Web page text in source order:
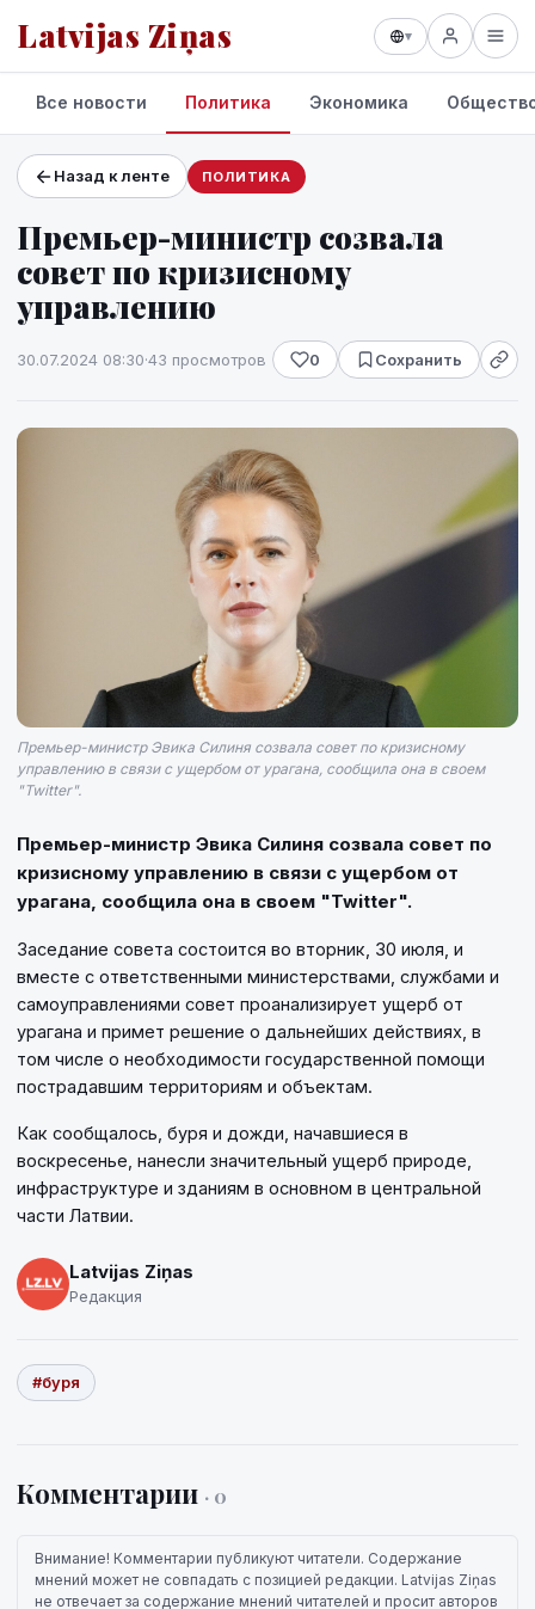
Latvijas Ziņas ▾
Проекты и сервисы
Прогноз погоды
Все новости Политика Экономика
Назад к ленте ПОЛИТИКА
Премьер-министр созвала
совет по кризисному
управлению
30.07.2024 08:30·43 просмотров 0 Сохранить
Премьер-министр Эвика Силиня созвала совет по кризисному
управлению в связи с ущербом от урагана, сообщила она в своем
"Twitter".
Премьер-министр Эвика Силиня созвала совет по
кризисному управлению в связи с ущербом от
урагана, сообщила она в своем "Twitter".
Заседание совета состоится во вторник, 30 июля, и
вместе с ответственными министерствами, службами и
самоуправлениями совет проанализирует ущерб от
урагана и примет решение о дальнейших действиях, в
том числе о необходимости государственной помощи
пострадавшим территориям и объектам.
Как сообщалось, буря и дожди, начавшиеся в
воскресенье, нанесли значительный ущерб природе,
инфраструктуре и зданиям в основном в центральной
части Латвии.
Latvijas Ziņas
Редакция
#буря
Комментарии · 0
Внимание! Комментарии публикуют читатели. Содержание
мнений может не совпадать с позицией редакции. Latvijas Ziņas
не отвечает за содержание мнений читателей и просит авторов